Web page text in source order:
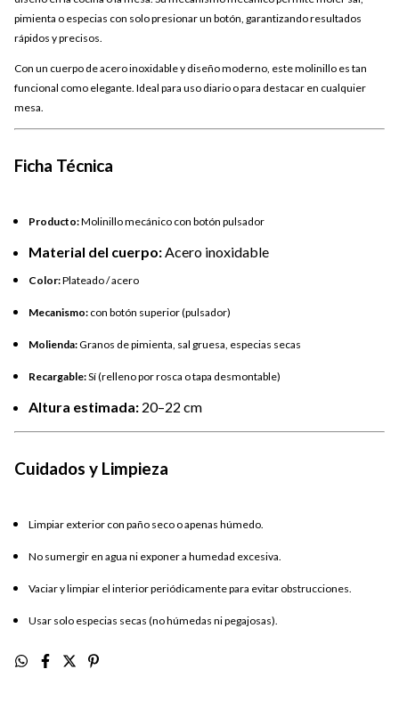
pimienta o especias con solo presionar un botón, garantizando resultados
rápidos y precisos.
Con un cuerpo de acero inoxidable y diseño moderno, este molinillo es tan
funcional como elegante. Ideal para uso diario o para destacar en cualquier
mesa.
Ficha Técnica
Producto:Molinillo mecánico con botón pulsador
Material del cuerpo: Acero inoxidable
Color:Plateado / acero
Mecanismo: con botón superior (pulsador)
Molienda:Granos de pimienta, sal gruesa, especias secas
Recargable:Sí (relleno por rosca o tapa desmontable)
Altura estimada: 20–22 cm
Cuidados y Limpieza
Limpiar exterior con paño seco o apenas húmedo.
No sumergir en agua ni exponer a humedad excesiva.
Vaciar y limpiar el interior periódicamente para evitar obstrucciones.
Usar solo especias secas (no húmedas ni pegajosas).